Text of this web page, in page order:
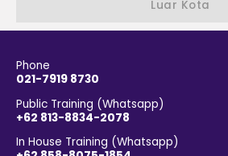
Luar Kota
Phone
021-7919 8730
Public Training (Whatsapp)
+62 813-8834-2078
In House Training (Whatsapp)